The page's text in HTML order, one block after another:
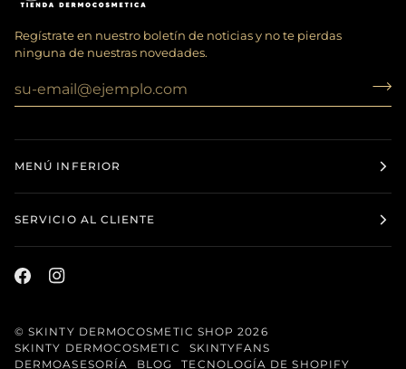
Regístrate en nuestro boletín de noticias y no te pierdas
ninguna de nuestras novedades.
MENÚ INFERIOR
SERVICIO AL CLIENTE
©SKINTY DERMOCOSMETIC SHOP 2026
SKINTY DERMOCOSMETIC
SKINTYFANS
DERMOASESORÍA
BLOG TECNOLOGÍA DE SHOPIFY